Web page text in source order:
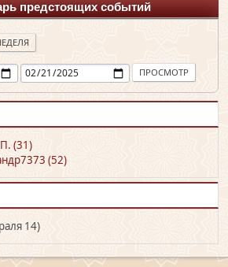
предстоящих событий
(31)
(52)
14)